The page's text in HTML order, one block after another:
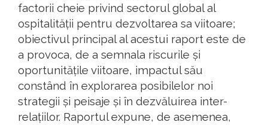
factorii cheie privind sectorul global al
ospitalității pentru dezvoltarea sa viitoare;
obiectivul principal al acestui raport este de
a provoca, de a semnala riscurile și
oportunitățile viitoare, impactul său
constând în explorarea posibilelor noi
strategii și peisaje și în dezvăluirea inter-
relațiilor. Raportul expune, de asemenea,